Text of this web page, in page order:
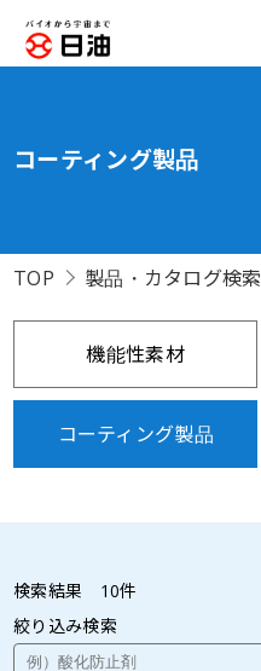
コーティング製品
TOP 製品・カタログ検索
機能性素材
コーティング製品
検索結果 10件
絞り込み検索